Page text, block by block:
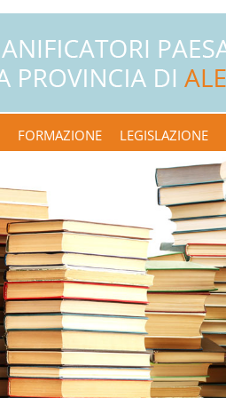
FORMAZIONE LEGISLAZIONE